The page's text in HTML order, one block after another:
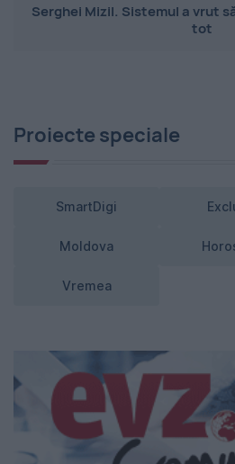
Serghei Mizil. Sistemul a vrut
tot
Proiecte speciale
SmartDigi
Moldova
Vremea